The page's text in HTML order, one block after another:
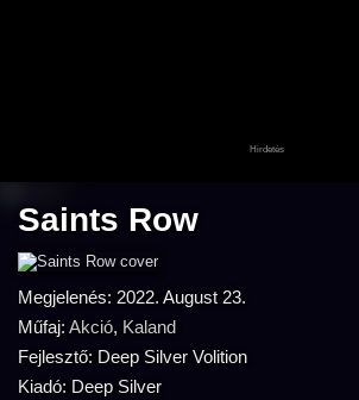
Saints Row
Megjelenés: 2022. August 23.
Műfaj: Akció, Kaland
Fejlesztő: Deep Silver Volition
Kiadó: Deep Silver